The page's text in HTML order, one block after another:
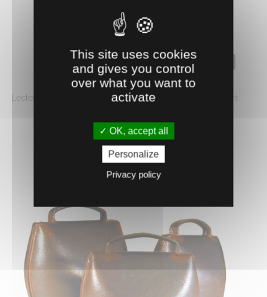
0410196
LECTEUR IDENTIFICATION TRACKING 1
Lecteur portable de supports d'identification. Extrêmement
375.03 €HT
AJOUTER AU PANIER
This site uses cookies
and gives you control
over what you want to
activate
OK, accept all
Personalize
Privacy policy